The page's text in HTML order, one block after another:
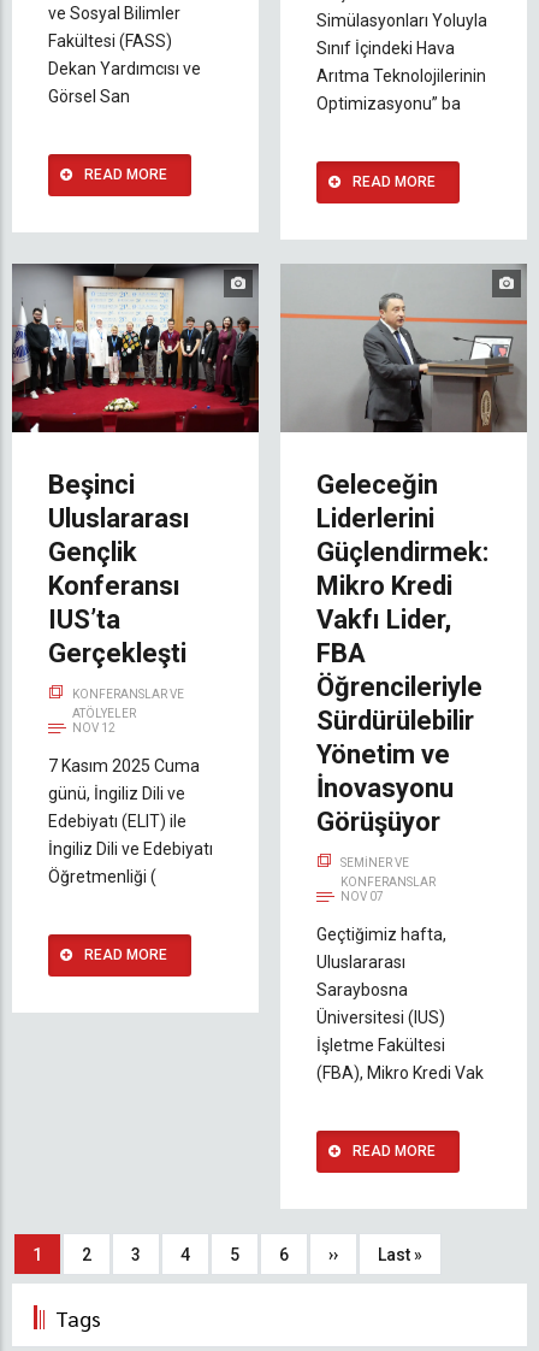
ve Sosyal Bilimler
Fakültesi (FASS)
Dekan Yardımcısı ve
Görsel San
READ MORE
Simülasyonları Yoluyla
Sınıf İçindeki Hava
Arıtma Teknolojilerinin
Optimizasyonu” ba
READ MORE
Beşinci
Uluslararası
Gençlik
Konferansı
IUS’ta
Gerçekleşti
KONFERANSLAR VE
ATÖLYELER
NOV 12
7 Kasım 2025 Cuma
günü, İngiliz Dili ve
Edebiyatı (ELIT) ile
İngiliz Dili ve Edebiyatı
Öğretmenliği (
READ MORE
Geleceğin
Liderlerini
Güçlendirmek:
Mikro Kredi
Vakfı Lider,
FBA
Öğrencileriyle
Sürdürülebilir
Yönetim ve
İnovasyonu
Görüşüyor
SEMINER VE
KONFERANSLAR
NOV 07
Geçtiğimiz hafta,
Uluslararası
Saraybosna
Üniversitesi (IUS)
İşletme Fakültesi
(FBA), Mikro Kredi Vak
READ MORE
Sayfalama
Şu
kullanılan
1 Sayfa
2 Sayfa
3 Sayfa
4 Sayfa
5 Sayfa
6 Sonraki
›› Son
Last »
Tags